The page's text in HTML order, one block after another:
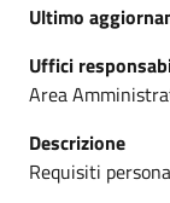
Ultimo
Uffici
Area
Descrizione
Requisiti